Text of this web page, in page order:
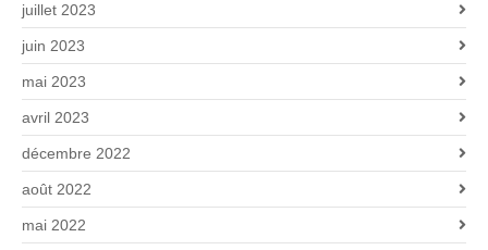
juillet 2023
juin 2023
mai 2023
avril 2023
décembre 2022
août 2022
mai 2022